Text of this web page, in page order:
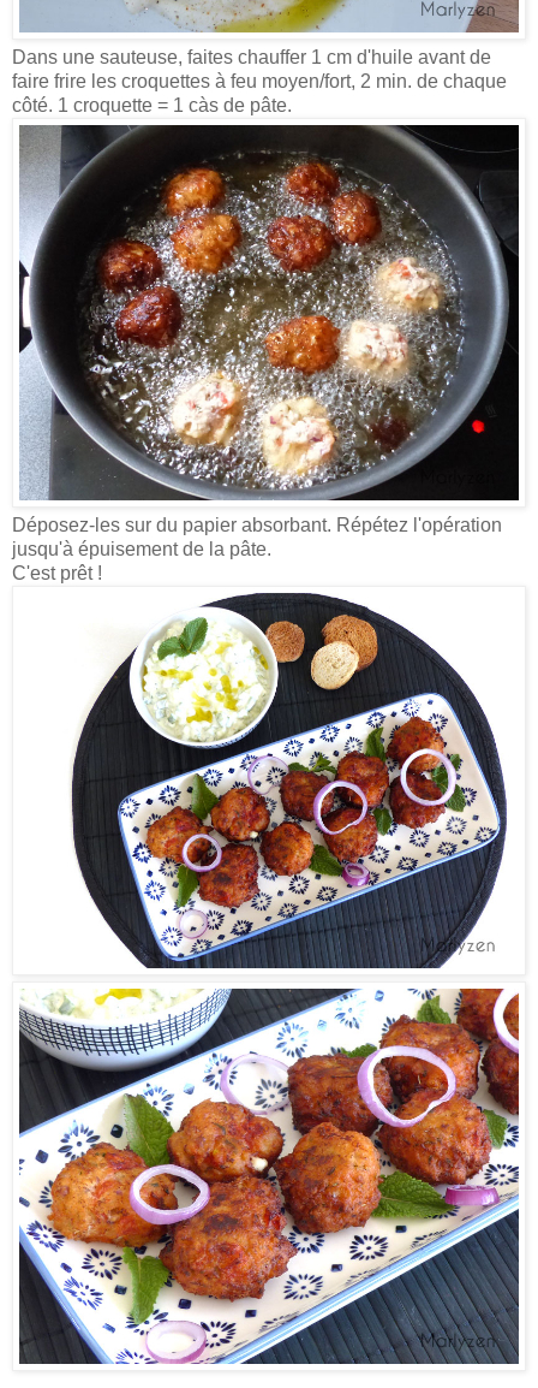
Dans une sauteuse, faites chauffer 1 cm d'huile avant de
faire frire les croquettes à feu moyen/fort, 2 min. de chaque
côté. 1 croquette = 1 càs de pâte.
Déposez-les sur du papier absorbant. Répétez l'opération
jusqu'à épuisement de la pâte.
C'est prêt !